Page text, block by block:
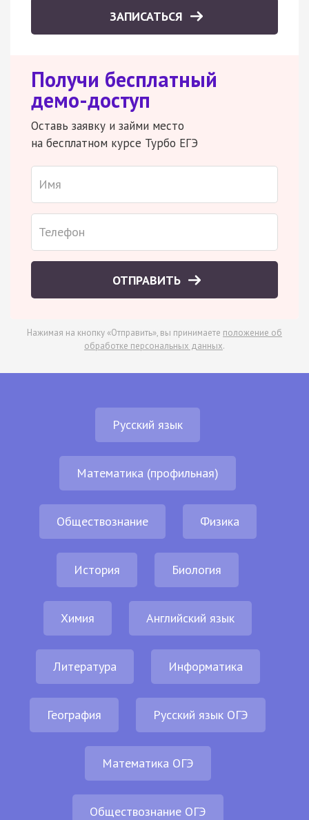
ЗАПИСАТЬСЯ
Получи бесплатный
демо-доступ
Оставь заявку и займи место
на бесплатном курсе Турбо ЕГЭ
ОТПРАВИТЬ
Нажимая на кнопку «Отправить», вы принимаете положение об
обработке персональных данных.
Русский язык
Математика (профильная)
Обществознание Физика
История Биология
Химия Английский язык
Литература Информатика
География Русский язык ОГЭ
Математика ОГЭ
Обществознание ОГЭ